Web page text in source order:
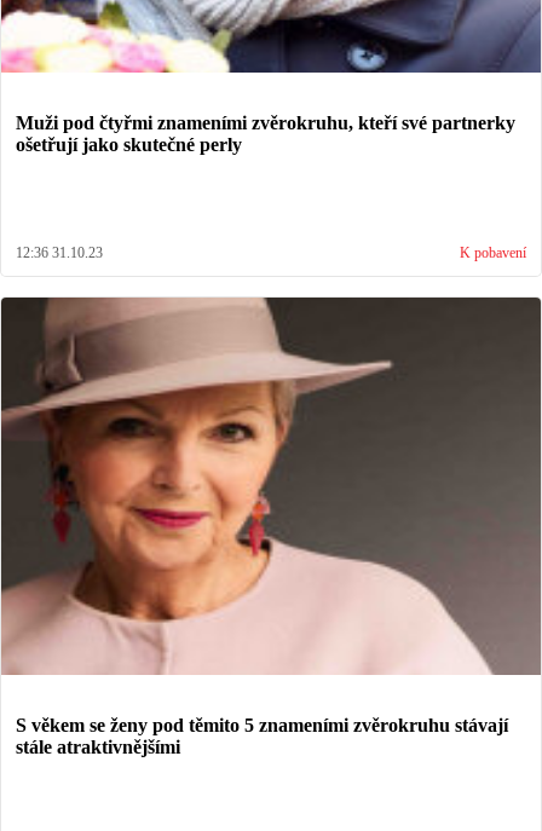
Muži pod čtyřmi znameními zvěrokruhu, kteří své partnerky
ošetřují jako skutečné perly
12:36 31.10.23 K pobavení
S věkem se ženy pod těmito 5 znameními zvěrokruhu stávají
stále atraktivnějšími